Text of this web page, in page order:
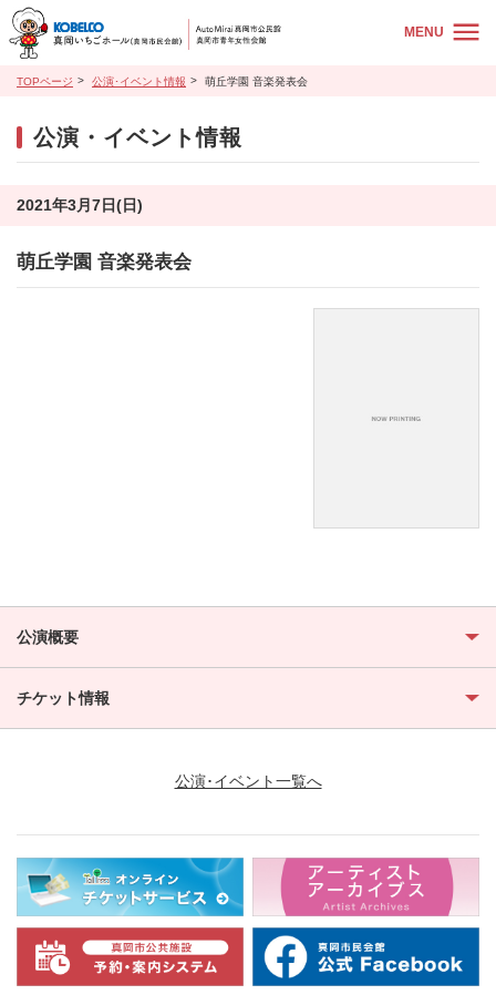
MENU
TOPページ 公演･イベント情報 萌丘学園 音楽発表会
公演・イベント情報
2021年3月7日(日)
萌丘学園 音楽発表会
公演概要
チケット情報
公演･イベント一覧へ